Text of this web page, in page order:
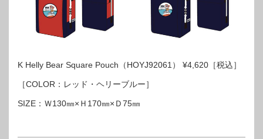
K Helly Bear Square Pouch（HOYJ92061） ¥4,620［税込］
［COLOR：レッド・ヘリーブルー］
SIZE：Ｗ130㎜×Ｈ170㎜×Ｄ75㎜